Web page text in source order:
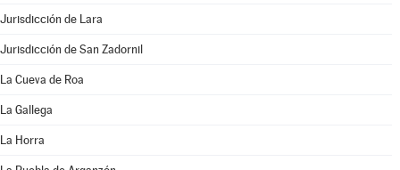
Jurisdicción de Lara
Jurisdicción de San Zadornil
La Cueva de Roa
La Gallega
La Horra